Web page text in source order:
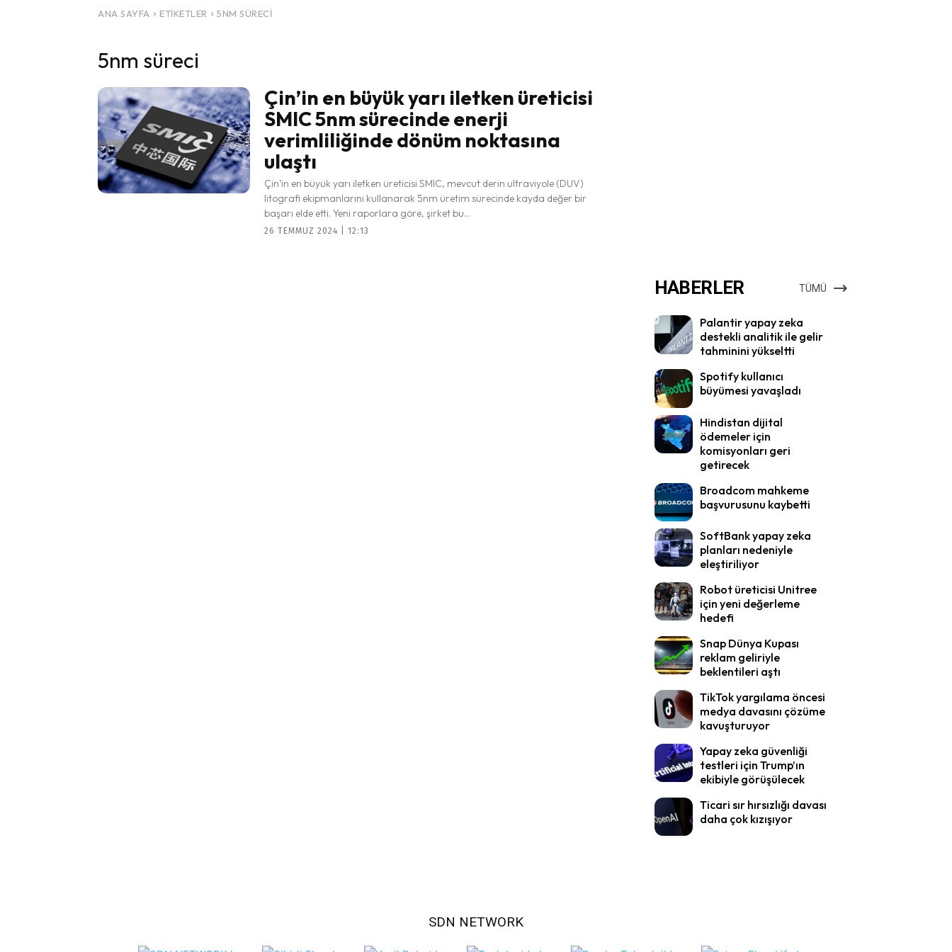
ANA SAYFA ETIKETLER 5NM SÜRECI
5nm süreci
Çin’in en büyük yarı iletken üreticisi
SMIC 5nm sürecinde enerji
verimliliğinde dönüm noktasına
ulaştı
Çin’in en büyük yarı iletken üreticisi SMIC, mevcut derin ultraviyole (DUV)
litografi ekipmanlarını kullanarak 5nm üretim sürecinde kayda değer bir
başarı elde etti. Yeni raporlara göre, şirket bu...
26 TEMMUZ 2024 | 12:13
HABERLER TÜMÜ
Palantir yapay zeka
destekli analitik ile gelir
tahminini yükseltti
Spotify kullanıcı
büyümesi yavaşladı
Hindistan dijital
ödemeler için
komisyonları geri
getirecek
Broadcom mahkeme
başvurusunu kaybetti
SoftBank yapay zeka
planları nedeniyle
eleştiriliyor
Robot üreticisi Unitree
için yeni değerleme
hedefi
Snap Dünya Kupası
reklam geliriyle
beklentileri aştı
TikTok yargılama öncesi
medya davasını çözüme
kavuşturuyor
Yapay zeka güvenliği
testleri için Trump’ın
ekibiyle görüşülecek
Ticari sır hırsızlığı davası
daha çok kızışıyor
SDN NETWORK